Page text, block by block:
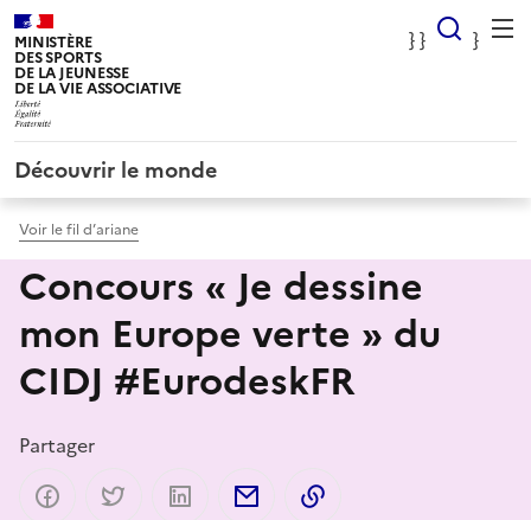
MINISTÈRE
DES SPORTS
DE LA JEUNESSE
DE LA VIE ASSOCIATIVE
} } }
}
Découvrir le monde
Voir le fil d’ariane
Concours « Je dessine
mon Europe verte » du
CIDJ #EurodeskFR
Partager
Partager sur Facebook
Partager sur Twitter
Partager sur LinkedIn
Partager par email
Panneau de gestion des cookies